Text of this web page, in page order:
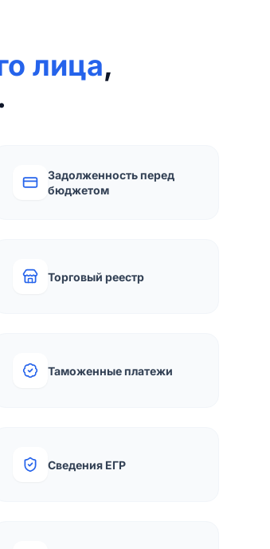
лица,
Задолженность перед
бюджетом
Торговый реестр
Таможенные платежи
Сведения ЕГР